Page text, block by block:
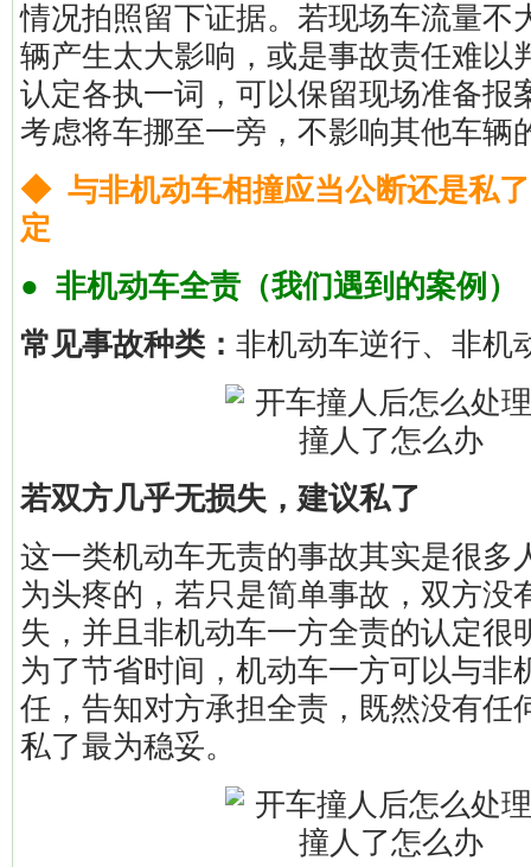
情况拍照留下证据。若现场车流量不
辆产生太大影响，或是事故责任难以
认定各执一词，可以保留现场准备报
考虑将车挪至一旁，不影响其他车辆
◆ 与非机动车相撞应当公断还是私
定
● 非机动车全责（我们遇到的案例）
常见事故种类： 非机动车逆行、非机
若双方几乎无损失，建议私了
这一类机动车无责的事故其实是很多
为头疼的，若只是简单事故，双方没
失，并且非机动车一方全责的认定很
为了节省时间，机动车一方可以与非
任，告知对方承担全责，既然没有任
私了最为稳妥。